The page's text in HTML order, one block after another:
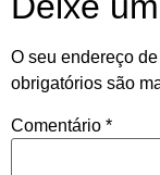
O seu endereço
obrigatórios são
Comentário *